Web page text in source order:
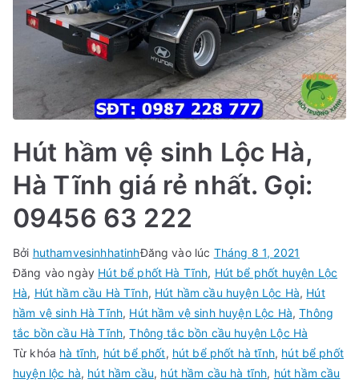
Hút hầm vệ sinh Lộc Hà,
Hà Tĩnh giá rẻ nhất. Gọi:
09456 63 222
Bởi huthamvesinhhatinhĐăng vào lúc Tháng 8 1, 2021
Đăng vào ngày Hút bể phốt Hà Tĩnh, Hút bể phốt huyện Lộc
Hà, Hút hầm cầu Hà Tĩnh, Hút hầm cầu huyện Lộc Hà, Hút
hầm vệ sinh Hà Tĩnh, Hút hầm vệ sinh huyện Lộc Hà,Thông
tắc bồn cầu Hà Tĩnh,Thông tắc bồn cầu huyện Lộc Hà
Từ khóa hà tĩnh, hút bể phốt, hút bể phốt hà tĩnh, hút bể phốt
huyện lộc hà, hút hầm cầu, hút hầm cầu hà tĩnh, hút hầm cầu